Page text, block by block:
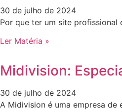
30 de julho de 2024
Por que ter um site profissional
Ler Matéria »
Midivision:
30 de julho de 2024
A Midivision é uma empresa